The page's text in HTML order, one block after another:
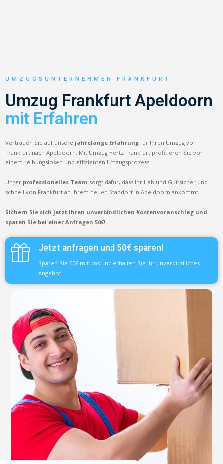
UMZUGSUNTERNEHMEN FRANKFURT
Umzug Frankfurt Apeldoorn
mit Erfahren
Vertrauen Sie auf unsere jahrelange Erfahrung für Ihren Umzug von
Frankfurt nach Apeldoorn. Mit Umzug Hertz Frankfurt profitieren Sie von
einem reibungslosen und effizienten Umzugsprozess.
Unser professionelles Team sorgt dafür, dass Ihr Hab und Gut sicher und
schnell von Frankfurt an Ihrem neuen Standort in Apeldoorn ankommt.
Sichern Sie sich jetzt Ihren unverbindlichen Kostenvoranschlag und
sparen Sie bei einer Anfragen 50€!
Jetzt anfragen und 50€ sparen!
Sparen Sie 50€ mit uns und erhalten Sie Ihr unverbindliches
Angebot.